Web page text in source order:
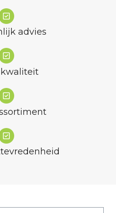
advies